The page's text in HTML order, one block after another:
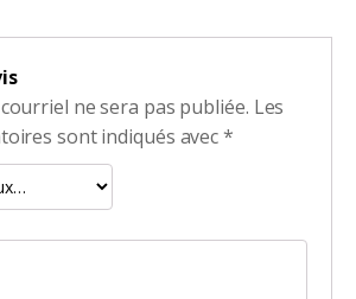
ne sera pas publiée. Les
sont indiqués avec*